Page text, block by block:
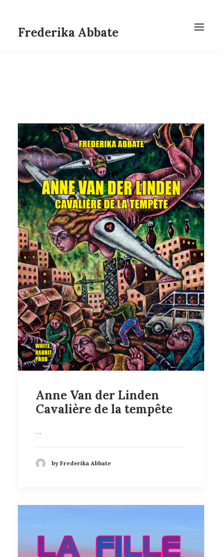
Frederika Abbate
Anne Van der Linden
Cavalière de la tempête
…
by Frederika Abbate